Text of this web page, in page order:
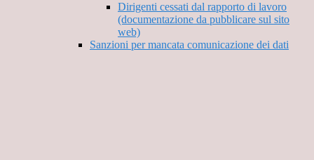
Dirigenti cessati dal rapporto di lavoro
(documentazione da pubblicare sul sito
web)
Sanzioni per mancata comunicazione dei dati